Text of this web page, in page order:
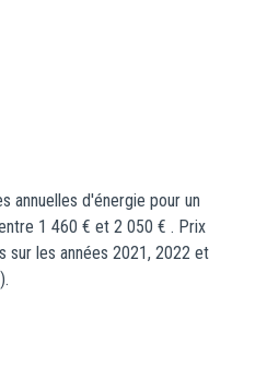
annuelles d'énergie pour un
1 460 € et 2 050 € . Prix
sur les années 2021, 2022 et